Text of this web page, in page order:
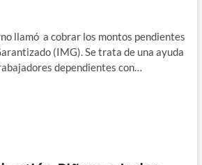
llamó a cobrar los montos pendientes
(IMG). Se trata de una ayuda
dependientes con…